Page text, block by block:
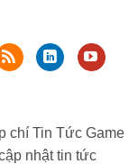
chí Tin Tức Game
nhật tin tức